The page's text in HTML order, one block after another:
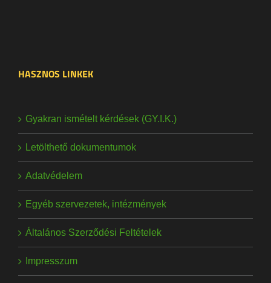
HASZNOS LINKEK
Gyakran ismételt kérdések (GY.I.K.)
Letölthető dokumentumok
Adatvédelem
Egyéb szervezetek, intézmények
Általános Szerződési Feltételek
Impresszum